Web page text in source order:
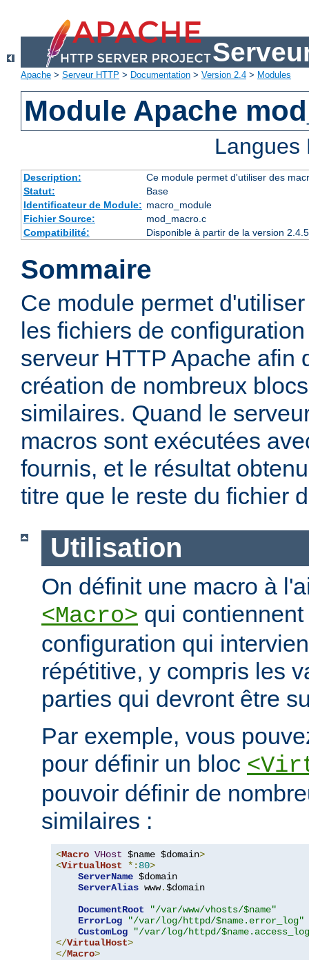
Apache > Serveur HTTP > Documentation > Version 2.4 > Modules
Module Apache
Description:
Ce module permet d'utiliser des
Statut:
Base
Identificateur de Module: macro_module
Fichier Source:
mod_macro.c
Compatibilité:
Disponible à partir de la version
Sommaire
Ce module permet
les fichiers de
serveur HTTP Apache afin
création de nombreux
similaires. Quand le
macros sont exécutées
fournis, et le résultat
titre que le reste du fichier
Utilisation
On définit une macro à
<Macro> qui
configuration qui
répétitive, y compris les
parties qui devront être
Par exemple, vous
pour définir un bloc
pouvoir définir de
similaires :
<Macro VHost $name $domain>
<VirtualHost *: 80>
ServerName $domain
ServerAlias www.$domain
DocumentRoot
"/var/www/vhosts/$name"
ErrorLog
"/var/log/httpd/$name.error_log"
CustomLog
"/var/log/httpd/
</VirtualHost>
</Macro>